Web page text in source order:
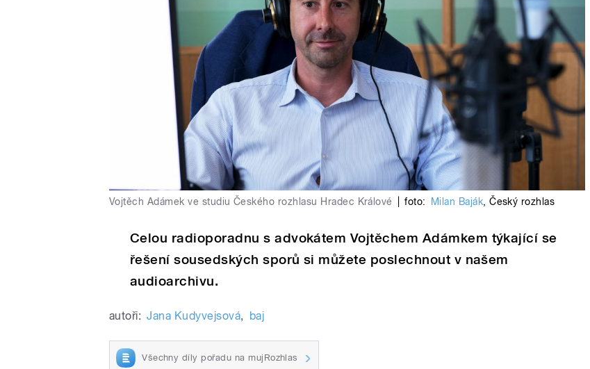
Vojtěch Adámek ve studiu Českého rozhlasu Hradec Králové foto: Milan Baják,Český rozhlas
Celou radioporadnu s advokátem Vojtěchem Adámkem týkající se
řešení sousedských sporů si můžete poslechnout v našem
audioarchivu.
autoři: Jana Kudyvejsová, baj
Všechny díly pořadu na mujRozhlas